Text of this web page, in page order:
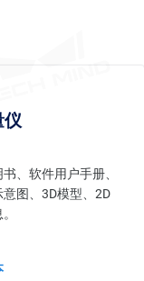
仪
、软件用户手册、
图、3D模型、2D